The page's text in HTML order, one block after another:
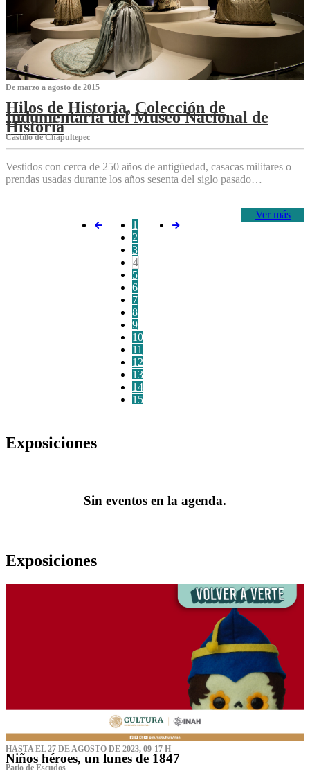
De marzo a agosto de 2015
Hilos de Historia, Colección de
Indumentaria del Museo Nacional de
Historia
Castillo de Chapultepec
Vestidos con cerca de 250 años de antigüedad, casacas militares o
prendas usadas durante los años sesenta del siglo pasado…
Ver más
1
2
3
4
5
6
7
8
9
10
11
12
13
14
15
Exposiciones
Sin eventos en la agenda.
Exposiciones
HASTA EL 27 DE AGOSTO DE 2023, 09-17 H
Niños héroes, un lunes de 1847
Patio de Escudos